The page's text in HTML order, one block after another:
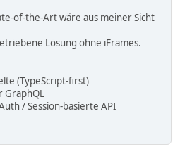
of-the-Art wäre aus meiner Sicht
Lösung ohne iFrames.
(TypeScript-first)
GraphQL
/ Session-basierte API